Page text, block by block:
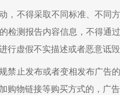
，不得采取不同标准、不同
检测报告内容信息，不得通
行虚假不实描述或者恶意诋毁
禁止发布或者变相发布广告
购物链接等购买方式的，广告